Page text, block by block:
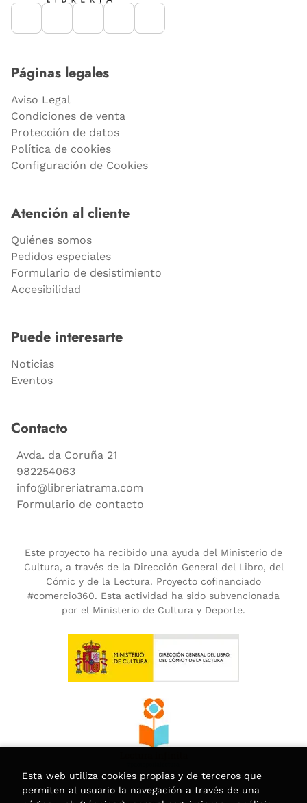
Páginas legales
Aviso Legal
Condiciones de venta
Protección de datos
Política de cookies
Configuración de Cookies
Atención al cliente
Quiénes somos
Pedidos especiales
Formulario de desistimiento
Accesibilidad
Puede interesarte
Noticias
Eventos
Contacto
Avda. da Coruña 21
982254063
info@libreriatrama.com
Formulario de contacto
Este proyecto ha recibido una ayuda del Ministerio de
Cultura, a través de la Dirección General del Libro, del
Cómic y de la Lectura. Proyecto cofinanciado
#comercio360. Esta actividad ha sido subvencionada
por el Ministerio de Cultura y Deporte.
Esta web utiliza cookies propias y de terceros que
permiten al usuario la navegación a través de una